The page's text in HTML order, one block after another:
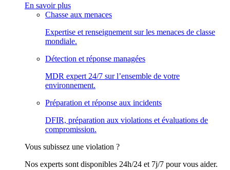
En savoir plus
Chasse aux menaces
Expertise et renseignement sur les menaces de classe
mondiale.
Détection et réponse managées
MDR expert 24/7 sur l’ensemble de votre
environnement.
Préparation et réponse aux incidents
DFIR, préparation aux violations et évaluations de
compromission.
Vous subissez une violation ?
Nos experts sont disponibles 24h/24 et 7j/7 pour vous aider.